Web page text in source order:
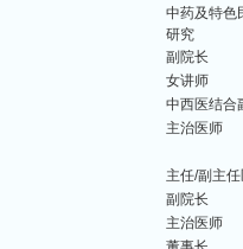
中药及特色
研究
副院长
女讲师
中西医结合
主治医师
主任/副主
副院长
主治医师